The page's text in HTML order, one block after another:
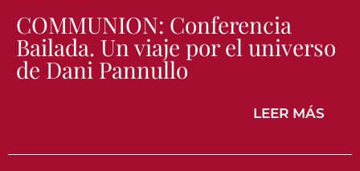
COMMUNION: Conferencia
Bailada. Un viaje por el universo
de Dani Pannullo
LEER MÁS